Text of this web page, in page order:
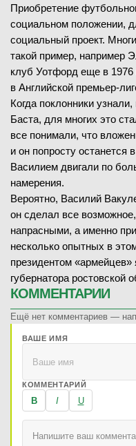
Приобретение
социальном положении,
социальный проект.
такой пример, например
клуб Уотфорд еще в 1976
в Английской премьер-
Когда поклонники
Баста, для многих это
все понимали, что
и он попросту останется
Василием двигали по
намерения.
Вероятно, Василий
он сделал все
напрасными, а именно
несколько опытных в
президентом «армейцев»
губернатора ростовской
КОММЕНТАРИИ
Ещё нет комментариев —
ВАШЕ ИМЯ
КОММЕНТАРИЙ
B I U